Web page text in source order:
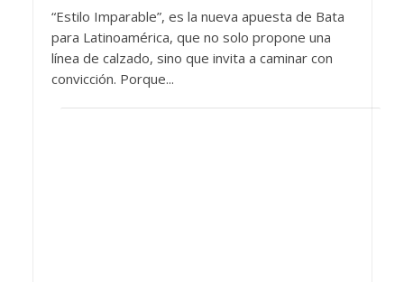
“Estilo Imparable”, es la nueva apuesta de Bata
para Latinoamérica, que no solo propone una
línea de calzado, sino que invita a caminar con
convicción. Porque...